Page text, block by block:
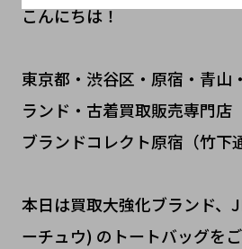
こんにちは！
東京都・渋谷区・原宿・青山
ランド・古着買取販売専門店
ブランドコレクト原宿（竹下
本日は買取大強化ブランド、
ーチュウ) のトートバッグを